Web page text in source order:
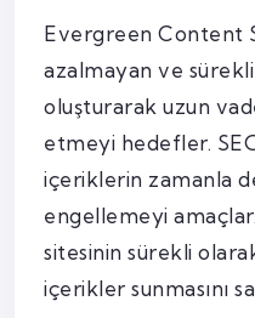
Evergreen Content
azalmayan ve
oluşturarak uzun
etmeyi hedefler.
içeriklerin zamanla
engellemeyi
sitesinin sürekli
içerikler sunmasını